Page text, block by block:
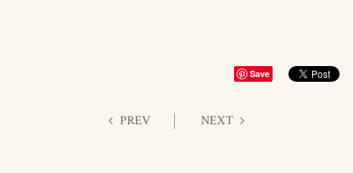
Save
PREV NEXT